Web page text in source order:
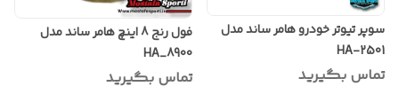
سوپر تیوتر خودرو هامر ساند مدل
HA-2501
تماس بگیرید
فول رنج 8 اینچ هامر ساند مدل
HA_8900
تماس بگیرید